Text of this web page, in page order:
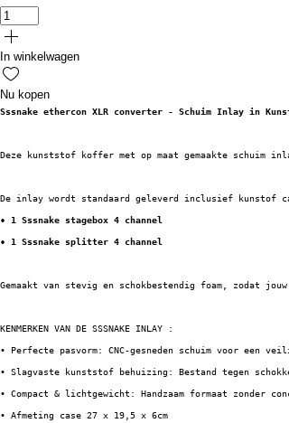
In winkelwagen
Nu kopen
Sssnake ethercon XLR converter - Schuim Inlay in
Deze kunststof koffer met op maat gemaakte
De inlay wordt standaard geleverd inclusief kunstof
• 1 Sssnake stagebox 4 channel
• 1 Sssnake splitter 4 channel
Gemaakt van stevig en schokbestendig foam, zodat
KENMERKEN VAN DE SSSNAKE INLAY :
• Perfecte pasvorm: CNC-gesneden schuim voor een
• Slagvaste kunststof behuizing: Bestand tegen
• Compact & lichtgewicht: Handzaam formaat zonder
• Afmeting case 27 x 19,5 x 6cm